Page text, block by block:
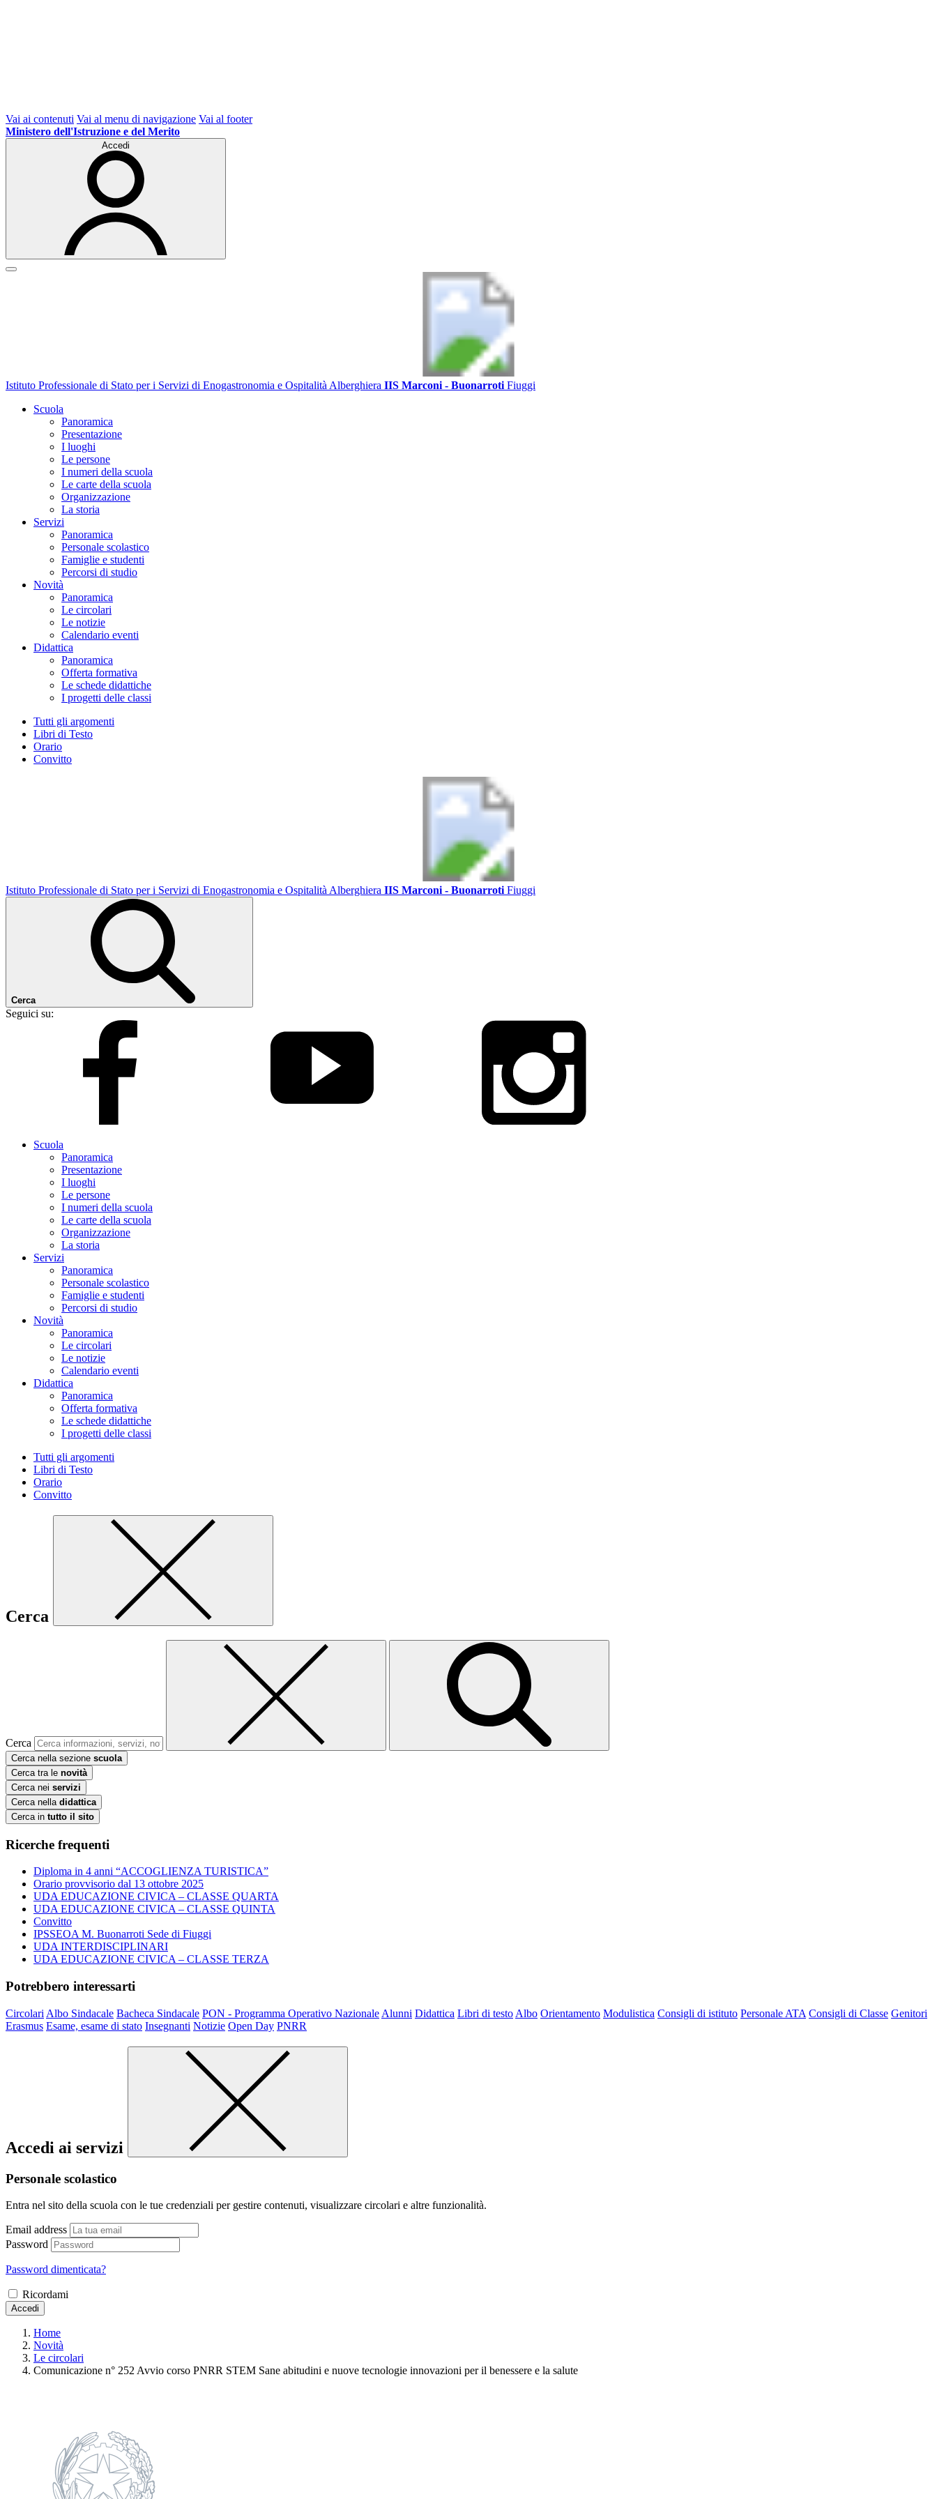
Vai ai contenuti Vai al menu di navigazione Vai al footer
Ministero dell'Istruzione e del Merito
Accedi
Istituto Professionale di Stato per i Servizi di Enogastronomia e Ospitalità Alberghiera IIS Marconi - Buonarroti Fiuggi
Scuola
Panoramica
Presentazione
I luoghi
Le persone
I numeri della scuola
Le carte della scuola
Organizzazione
La storia
Servizi
Panoramica
Personale scolastico
Famiglie e studenti
Percorsi di studio
Novità
Panoramica
Le circolari
Le notizie
Calendario eventi
Didattica
Panoramica
Offerta formativa
Le schede didattiche
I progetti delle classi
Tutti gli argomenti
Libri di Testo
Orario
Convitto
Istituto Professionale di Stato per i Servizi di Enogastronomia e Ospitalità Alberghiera IIS Marconi - Buonarroti Fiuggi
Cerca
Seguici su:
Scuola
Panoramica
Presentazione
I luoghi
Le persone
I numeri della scuola
Le carte della scuola
Organizzazione
La storia
Servizi
Panoramica
Personale scolastico
Famiglie e studenti
Percorsi di studio
Novità
Panoramica
Le circolari
Le notizie
Calendario eventi
Didattica
Panoramica
Offerta formativa
Le schede didattiche
I progetti delle classi
Tutti gli argomenti
Libri di Testo
Orario
Convitto
Cerca
Cerca
Cerca nella sezione scuola
Cerca tra le novità
Cerca nei servizi
Cerca nella didattica
Cerca in tutto il sito
Ricerche frequenti
Diploma in 4 anni “ACCOGLIENZA TURISTICA”
Orario provvisorio dal 13 ottobre 2025
UDA EDUCAZIONE CIVICA – CLASSE QUARTA
UDA EDUCAZIONE CIVICA – CLASSE QUINTA
Convitto
IPSSEOA M. Buonarroti Sede di Fiuggi
UDA INTERDISCIPLINARI
UDA EDUCAZIONE CIVICA – CLASSE TERZA
Potrebbero interessarti
Circolari Albo Sindacale Bacheca Sindacale PON - Programma Operativo Nazionale Alunni Didattica Libri di testo Albo Orientamento Modulistica Consigli di istituto Personale ATA Consigli di Classe Genitori
Erasmus Esame, esame di stato Insegnanti Notizie Open Day PNRR
Accedi ai servizi
Personale scolastico
Entra nel sito della scuola con le tue credenziali per gestire contenuti, visualizzare circolari e altre funzionalità.
Email address
Password
Password dimenticata?
Ricordami
Accedi
Home
Novità
Le circolari
Comunicazione n° 252 Avvio corso PNRR STEM Sane abitudini e nuove tecnologie innovazioni per il benessere e la salute